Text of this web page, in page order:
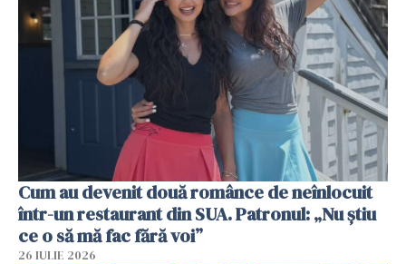
Cum au devenit două românce de neînlocuit
într-un restaurant din SUA. Patronul: „Nu știu
ce o să mă fac fără voi”
26 IULIE 2026